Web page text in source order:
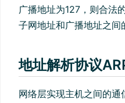
广播地址为127，则合法
子网地址和广播地址之间
地址解析协议
网络层实现主机之间的